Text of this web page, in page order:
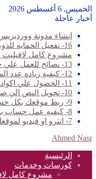
الخميس, 6 أغسطس 2026
أخبار عاجلة
إنشاء مدونة
16- تفعيل الحمايه للدومين بدون اي تكلفه ssl https
مشروع كامل لافيليت
13- نصائح للعمل علي خمسات وفيفر ونهايه الكورس
12- كيفيه زياده عدد المتابعين او ساعات المشاهده او لايكات للبيدجات وخدمات تانيه كتير
11- الحصول علي اكواد تخفيض في كل الشركات والمواقع
10- تحويل النص الي صوت رجل او امرأه باكثر من لغه والتحكم في الصوت والسرعه
9- ربط موقعك بكل حسابات التواصل الاجتماعي والنشر التلقائي عليها جميعا بدون حظر
8- كيفيه عمل حساب باي بال وربطه بفيزا ايزي باي او يلا من البريد المصري
7- انترو او فيديو لموقعك او منتجك
Ahmed Nasr
الرئيسية
كورسات وخدمات
مشروع كامل